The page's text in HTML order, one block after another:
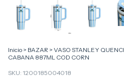
Inicio > BAZAR > VASO STANLEY
CABANA 887ML COD CORN
SKU: 1200185004018